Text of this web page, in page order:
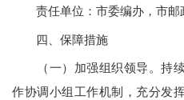
责任单位：市委编办，市邮
四、保障措施
（一）加强组织领导。持续
作协调小组工作机制，充分发